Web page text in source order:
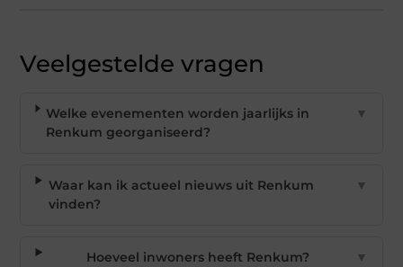
Veelgestelde vragen
Welke evenementen worden jaarlijks in
Renkum georganiseerd?
▼
Waar kan ik actueel nieuws uit Renkum
vinden?
▼
Hoeveel inwoners heeft Renkum? ▼